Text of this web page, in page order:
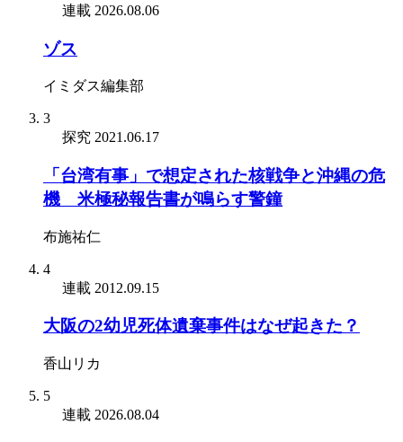
連載 2026.08.06
ゾス
イミダス編集部
3
探究 2021.06.17
「台湾有事」で想定された核戦争と沖縄の危
機 米極秘報告書が鳴らす警鐘
布施祐仁
4
連載 2012.09.15
大阪の2幼児死体遺棄事件はなぜ起きた？
香山リカ
5
連載 2026.08.04